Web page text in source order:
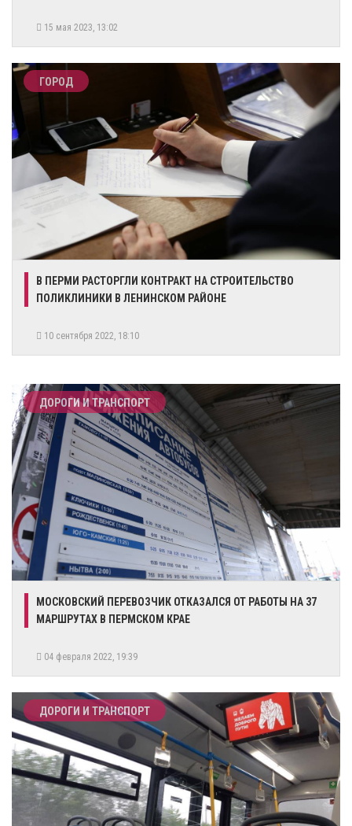
15 мая 2023, 13:02
ГОРОД
В ПЕРМИ РАСТОРГЛИ КОНТРАКТ НА СТРОИТЕЛЬСТВО
ПОЛИКЛИНИКИ В ЛЕНИНСКОМ РАЙОНЕ
10 сентября 2022, 18:10
ДОРОГИ И ТРАНСПОРТ
МОСКОВСКИЙ ПЕРЕВОЗЧИК ОТКАЗАЛСЯ ОТ РАБОТЫ НА 37
МАРШРУТАХ В ПЕРМСКОМ КРАЕ
04 февраля 2022, 19:39
ДОРОГИ И ТРАНСПОРТ